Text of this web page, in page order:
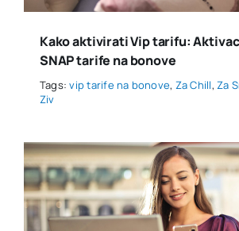
Kako aktivirati Vip tarifu:
SNAP tarife na bonove
Tags:vip tarife na bonove, Za Chill,Za
Ziv